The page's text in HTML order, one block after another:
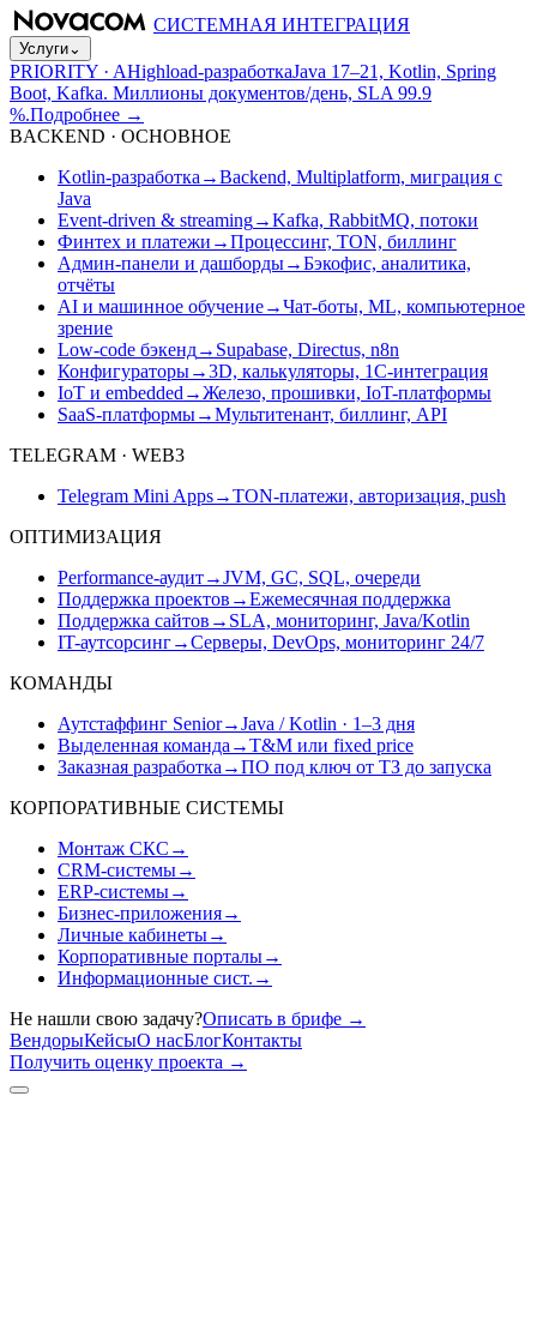
СИСТЕМНАЯ ИНТЕГРАЦИЯ
Услуги⌄
PRIORITY · AHighload-разработкаJava 17–21, Kotlin, Spring
Boot, Kafka. Миллионы документов/день, SLA 99.9
%.Подробнее →
BACKEND · ОСНОВНОЕ
Kotlin-разработка →Backend, Multiplatform, миграция с
Java
Event-driven & streaming→Kafka, RabbitMQ, потоки
Финтех и платежи →Процессинг, TON, биллинг
Админ-панели и дашборды→Бэкофис, аналитика,
отчёты
AI и машинное обучение→Чат-боты, ML, компьютерное
зрение
Low-code бэкенд→ Supabase, Directus, n8n
Конфигураторы→3D, калькуляторы, 1С-интеграция
IoT и embedded →Железо, прошивки, IoT-платформы
SaaS-платформы→Мультитенант, биллинг, API
TELEGRAM · WEB3
Telegram Mini Apps→TON-платежи, авторизация, push
ОПТИМИЗАЦИЯ
Performance-аудит→JVM, GC, SQL, очереди
Поддержка проектов →Ежемесячная поддержка
Поддержка сайтов → SLA, мониторинг, Java/Kotlin
IT-аутсорсинг→Серверы, DevOps, мониторинг 24/7
КОМАНДЫ
Аутстаффинг Senior→Java / Kotlin · 1–3 дня
Выделенная команда →T&M или fixed price
Заказная разработка →ПО под ключ от ТЗ до запуска
КОРПОРАТИВНЫЕ СИСТЕМЫ
Монтаж СКС →
CRM-системы→
ERP-системы→
Бизнес-приложения→
Личные кабинеты→
Корпоративные порталы→
Информационные сист. →
Не нашли свою задачу?Описать в брифе →
ВендорыКейсыО насБлогКонтакты
Получить оценку проекта →